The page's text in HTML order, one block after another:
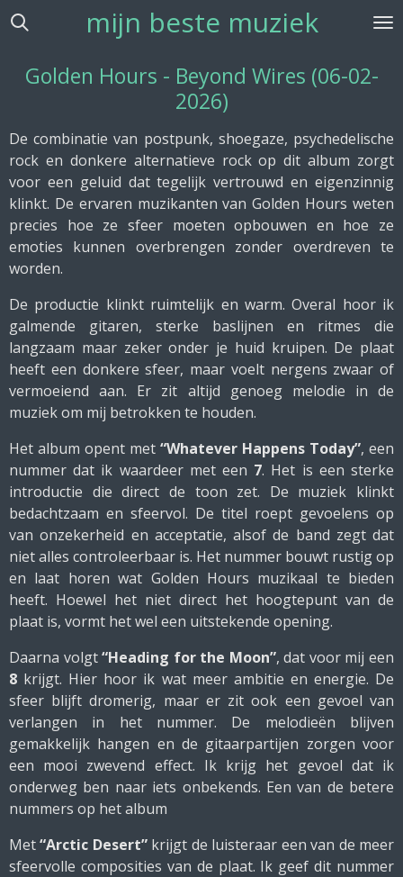
Ga
mijn beste muziek
Golden Hours - Beyond Wires (06-02-
2026)
De combinatie van postpunk, shoegaze, psychedelische
rock en donkere alternatieve rock op dit album zorgt
voor een geluid dat tegelijk vertrouwd en eigenzinnig
klinkt. De ervaren muzikanten van Golden Hours weten
precies hoe ze sfeer moeten opbouwen en hoe ze
emoties kunnen overbrengen zonder overdreven te
worden.
De productie klinkt ruimtelijk en warm. Overal hoor ik
galmende gitaren, sterke baslijnen en ritmes die
langzaam maar zeker onder je huid kruipen. De plaat
heeft een donkere sfeer, maar voelt nergens zwaar of
vermoeiend aan. Er zit altijd genoeg melodie in de
muziek om mij betrokken te houden.
Het album opent met “Whatever Happens Today”, een
nummer dat ik waardeer met een 7. Het is een sterke
introductie die direct de toon zet. De muziek klinkt
bedachtzaam en sfeervol. De titel roept gevoelens op
van onzekerheid en acceptatie, alsof de band zegt dat
niet alles controleerbaar is. Het nummer bouwt rustig op
en laat horen wat Golden Hours muzikaal te bieden
heeft. Hoewel het niet direct het hoogtepunt van de
plaat is, vormt het wel een uitstekende opening.
Daarna volgt“Heading for the Moon”, dat voor mij een
8 krijgt. Hier hoor ik wat meer ambitie en energie. De
sfeer blijft dromerig, maar er zit ook een gevoel van
verlangen in het nummer. De melodieën blijven
gemakkelijk hangen en de gitaarpartijen zorgen voor
een mooi zwevend effect. Ik krijg het gevoel dat ik
onderweg ben naar iets onbekends. Een van de betere
nummers op het album
Met“Arctic Desert”krijgt de luisteraar een van de meer
sfeervolle composities van de plaat. Ik geef dit nummer